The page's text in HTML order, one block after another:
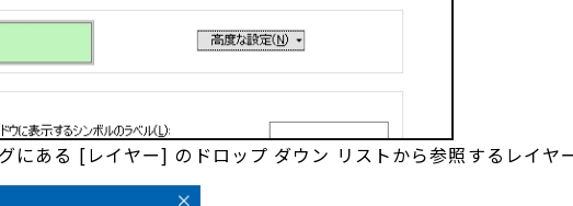
ある [レイヤー] のドロップ ダウン リストから参照するレイヤ